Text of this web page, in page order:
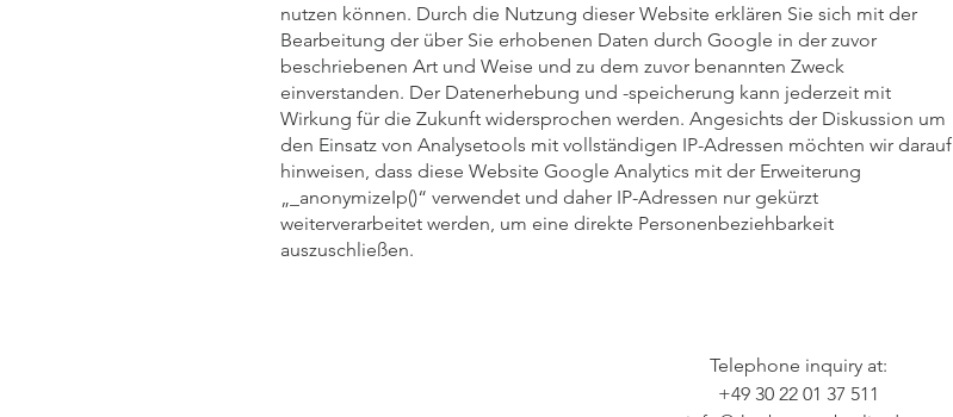
nutzen können. Durch die Nutzung dieser Website erklären Sie sich mit der
Bearbeitung der über Sie erhobenen Daten durch Google in der zuvor
beschriebenen Art und Weise und zu dem zuvor benannten Zweck
einverstanden. Der Datenerhebung und -speicherung kann jederzeit mit
Wirkung für die Zukunft widersprochen werden. Angesichts der Diskussion um
den Einsatz von Analysetools mit vollständigen IP-Adressen möchten wir darauf
hinweisen, dass diese Website Google Analytics mit der Erweiterung
„_anonymizeIp()“ verwendet und daher IP-Adressen nur gekürzt
weiterverarbeitet werden, um eine direkte Personenbeziehbarkeit
auszuschließen.
Telephone inquiry at:
+49 30 22 01 37 511